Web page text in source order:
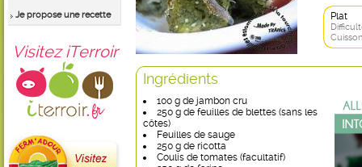
Je propose une recette
Visitez iTerroir
Plat
Ingrédients
100 g de jambon cru
250 g de feuilles de blettes (sans les
côtes)
Feuilles de sauge
250 g de ricotta
Coulis de tomates (facultatif)